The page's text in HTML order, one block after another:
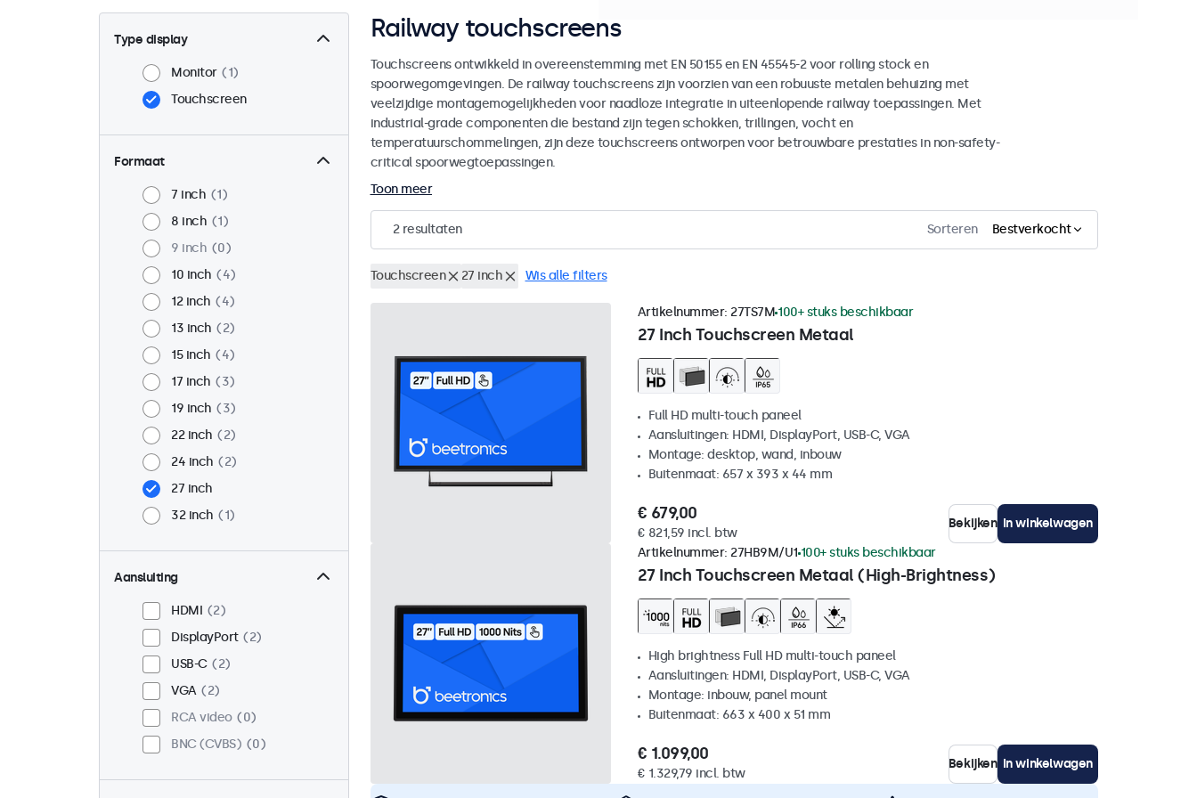
Type display
Monitor
1
Touchscreen
Formaat
7 inch
1
8 inch
1
9 inch
0
10 inch
4
12 inch
4
13 inch
2
15 inch
4
17 inch
3
19 inch
3
22 inch
2
24 inch
2
27 inch
32 inch
1
Aansluiting
HDMI
2
DisplayPort
2
USB-C
2
VGA
2
RCA video
0
BNC (CVBS)
0
Railway touchscreens
Touchscreens ontwikkeld in overeenstemming met EN 50155 en EN 45545-2 voor rolling stock en
spoorwegomgevingen. De railway touchscreens zijn voorzien van een robuuste metalen behuizing met
veelzijdige montagemogelijkheden voor naadloze integratie in uiteenlopende railway toepassingen. Met
industrial-grade componenten die bestand zijn tegen schokken, trillingen, vocht en
temperatuurschommelingen, zijn deze touchscreens ontworpen voor betrouwbare prestaties in non-safety-
critical spoorwegtoepassingen.
Toon meer
2resultaten Sorteren Bestverkocht
Touchscreen 27 inch Wis alle filters
27 Inch Touchscreen Metaal
Artikelnummer: 27TS7M 100+ stuks beschikbaar
Full HD multi-touch paneel
Aansluitingen: HDMI, DisplayPort, USB-C, VGA
Montage: desktop, wand, inbouw
Buitenmaat: 657 x 393 x 44 mm
€ 679,00
€ 821,59 incl. btw
Bekijken In winkelwagen
27 Inch Touchscreen Metaal (High-Brightness)
Artikelnummer: 27HB9M/U1 100+ stuks beschikbaar
High brightness Full HD multi-touch paneel
Aansluitingen: HDMI, DisplayPort, USB-C, VGA
Montage: inbouw, panel mount
Buitenmaat: 663 x 400 x 51 mm
€ 1.099,00
€ 1.329,79 incl. btw
Bekijken In winkelwagen